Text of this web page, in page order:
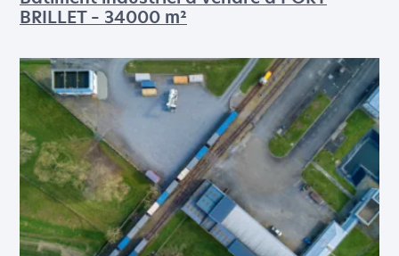
FIRST NAME*
LAST NAME*
PHONE NUMBER
E-MAIL *
BRILLET – 34000 m²